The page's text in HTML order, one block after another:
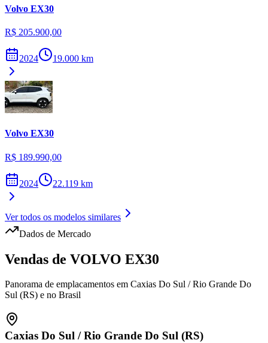
Volvo EX30
R$ 205.900,00
2024 19.000 km
Volvo EX30
R$ 189.990,00
2024 22.119 km
Ver todos os modelos similares
Dados de Mercado
Vendas de VOLVO EX30
Panorama de emplacamentos em Caxias Do Sul / Rio Grande Do
Sul (RS) e no Brasil
Caxias Do Sul /Rio Grande Do Sul (RS)